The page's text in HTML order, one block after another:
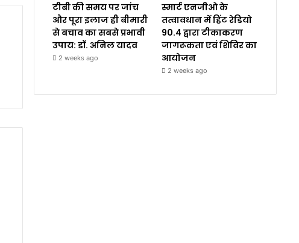
टीबी की समय पर जांच
और पूरा इलाज ही बीमारी
से बचाव का सबसे प्रभावी
उपाय: डॉ. अनिल यादव
2 weeks ago
स्मार्ट एनजीओ के
तत्वावधान में हिंट रेडियो
90.4 द्वारा टीकाकरण
जागरूकता एवं शिविर का
आयोजन
2 weeks ago